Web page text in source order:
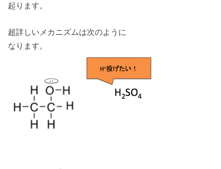
起ります。
超詳しいメカニズムは次のように
なります。